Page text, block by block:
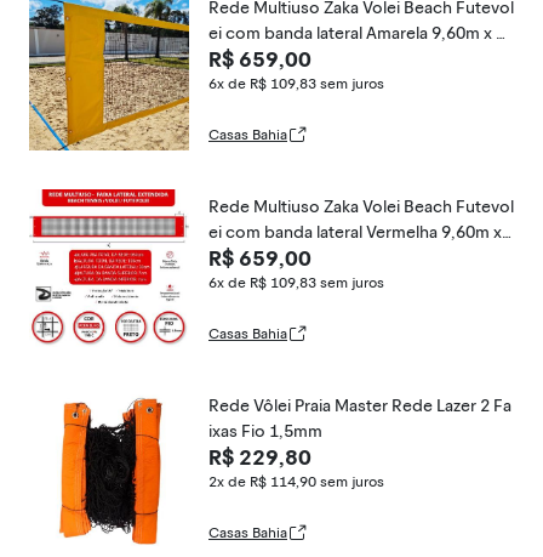
Rede Multiuso Zaka Volei Beach Futevol
ei com banda lateral Amarela 9,60m x 1
m
R$ 659,00
6x de R$ 109,83 sem juros
Casas Bahia
Rede Multiuso Zaka Volei Beach Futevol
ei com banda lateral Vermelha 9,60m x
1m
R$ 659,00
6x de R$ 109,83 sem juros
Casas Bahia
Rede Vôlei Praia Master Rede Lazer 2 Fa
ixas Fio 1,5mm
R$ 229,80
2x de R$ 114,90 sem juros
Casas Bahia